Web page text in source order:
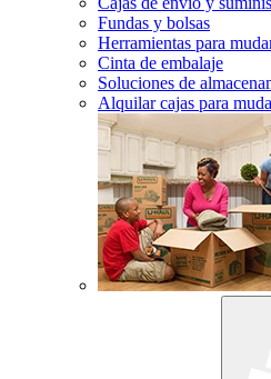
Fundas y bolsas
Herramientas para
Cinta de embalaje
Soluciones de
Alquilar cajas para